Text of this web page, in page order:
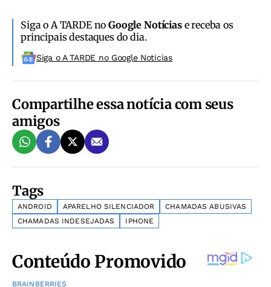
Siga o A TARDE noGoogle Notíciase receba os
principais destaques do dia.
Siga o A TARDE no Google Noticias
Compartilhe essa notícia com seus
amigos
Tags
ANDROID APARELHO SILENCIADOR
CHAMADAS ABUSIVAS
CHAMADAS INDESEJADAS
IPHONE